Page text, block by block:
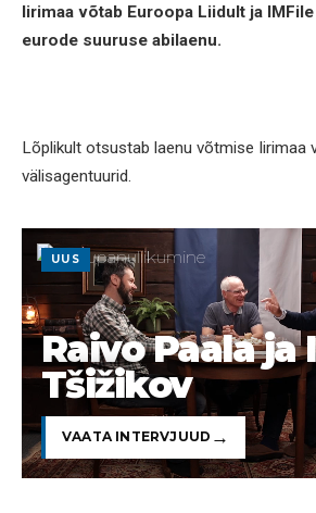
Iirimaa võtab Euroopa Liidult ja
eurode suuruse abilaenu.
Lõplikult otsustab laenu võtmise Iirimaa
välisagentuurid.
UUS
Raivo Paala ja
Tšižikov
VAATA INTERVJUUD